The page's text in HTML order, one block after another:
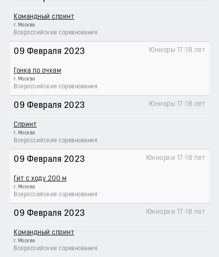
Командный спринт
г. Москва
Всероссийские соревнования
09 Февраля 2023
Гонка по очкам
г. Москва
Всероссийские соревнования
Юниоры 17-18 лет
09 Февраля 2023
Спринт
г. Москва
Всероссийские соревнования
Юниоры 17-18 лет
09 Февраля 2023
Гит с ходу 200 м
г. Москва
Всероссийские соревнования
Юниорки 17-18 лет
09 Февраля 2023
Командный спринт
г. Москва
Всероссийские соревнования
Юниорки 17-18 лет